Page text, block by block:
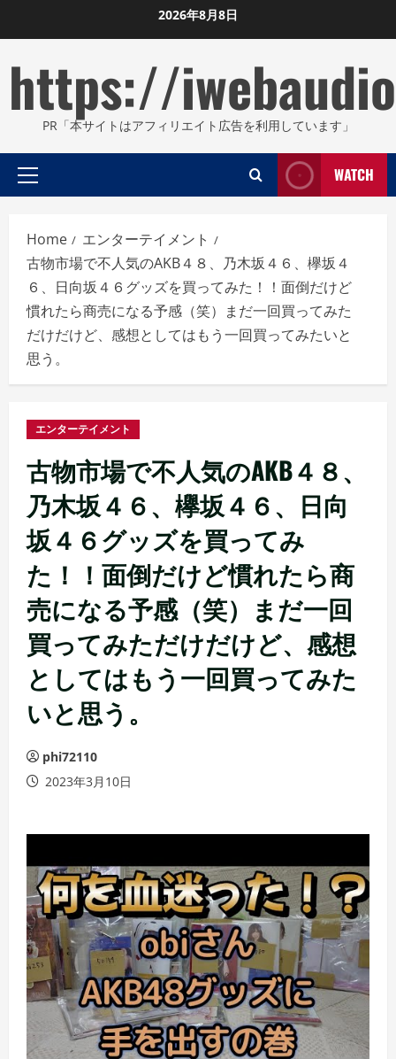
to
2026年8月8日
https://
PR「本サイトはアフィリエイト広告を利用しています」
Primary
WATCH
Home
エンターテイメント
古物市場で不人気のAKB４８、乃木坂４６、欅坂４
６、日向坂４６グッズを買ってみた！！面倒だけど
慣れたら商売になる予感（笑）まだ一回買ってみた
だけだけど、感想としてはもう一回買ってみたいと
思う。
エンターテイメント
古物市場で不人気のAKB４８、
乃木坂４６、欅坂４６、日向
坂４６グッズを買ってみ
た！！面倒だけど慣れたら商
売になる予感（笑）まだ一回
買ってみただけだけど、感想
としてはもう一回買ってみた
いと思う。
phi72110
2023年3月10日